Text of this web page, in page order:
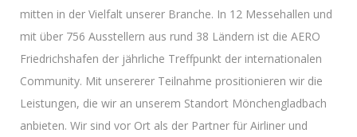
mitten in der Vielfalt unserer Branche. In 12 Messehallen und
mit über 756 Ausstellern aus rund 38 Ländern ist die AERO
Friedrichshafen der jährliche Treffpunkt der internationalen
Community. Mit unsererer Teilnahme prositionieren wir die
Leistungen, die wir an unserem Standort Mönchengladbach
anbieten. Wir sind vor Ort als der Partner für Airliner und